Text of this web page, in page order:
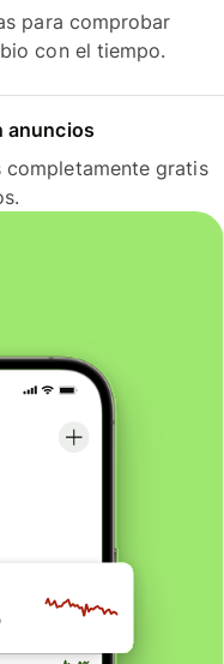
para comprobar
con el tiempo.
anuncios
completamente gratis